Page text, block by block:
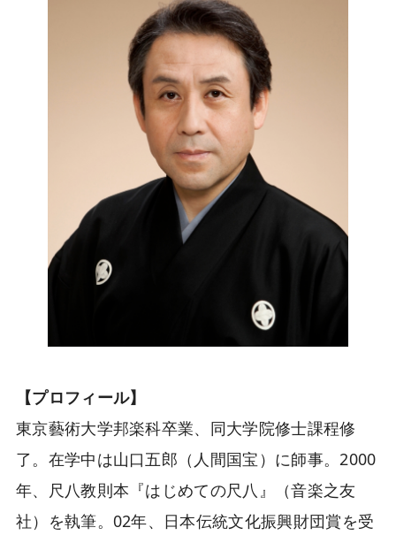
【プロフィール】
東京藝術大学邦楽科卒業、同大学院修士課程修
了。在学中は山口五郎（人間国宝）に師事。2000
年、尺八教則本『はじめての尺八』（音楽之友
社）を執筆。02年、日本伝統文化振興財団賞を受